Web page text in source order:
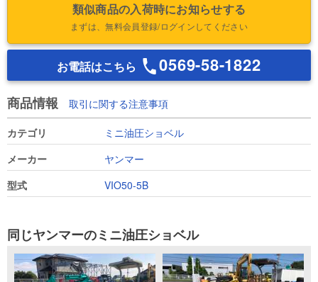
類似商品の入荷時にお知らせする
まずは、無料会員登録/ログインしてください
お電話はこちら 0569-58-1822
商品情報 取引に関する注意事項
カテゴリ
ミニ油圧ショベル
メーカー
ヤンマー
型式
VIO50-5B
同じヤンマーのミニ油圧ショベル